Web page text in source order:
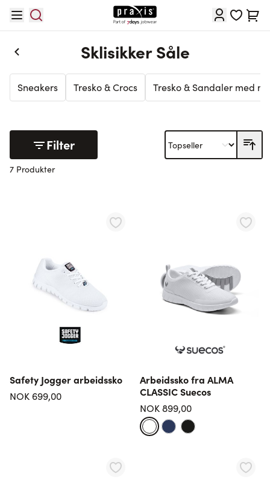
Cart
Sklisikker Såle
Sneakers Tresko & Crocs Tresko & Sandaler med
Filter
7 Produkter
Safety Jogger arbeidssko
NOK 699,00
Arbeidssko fra ALMA
CLASSIC Suecos
NOK 899,00